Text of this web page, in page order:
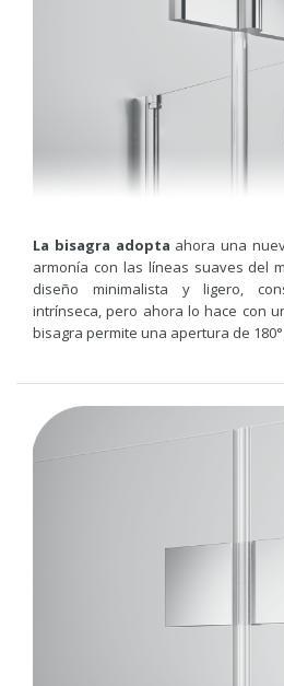
La bisagra adopta ahora una
armonía con las líneas suaves del
diseño minimalista y ligero,
intrínseca, pero ahora lo hace con
bisagra permite una apertura de